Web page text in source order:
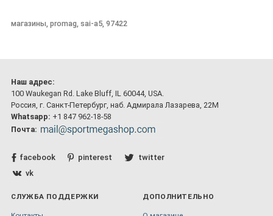
магазины, promag, sai-a5, 97422
Наш адрес:
100 Waukegan Rd. Lake Bluff, IL 60044, USA.
Россия, г. Санкт-Петербург, наб. Адмирала Лазарева, 22М
Whatsapp: +1 847 962-18-58
Почта:
facebook pinterest
twitter
vk
СЛУЖБА ПОДДЕРЖКИ ДОПОЛНИТЕЛЬНО